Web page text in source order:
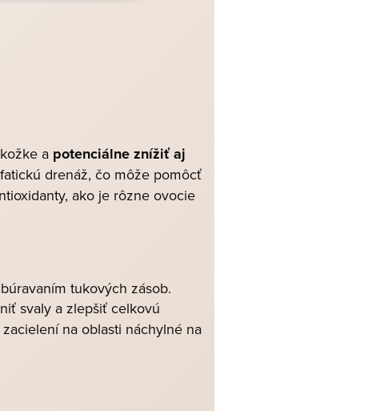
a potenciálne znížiť aj
drenáž, čo môže pomôcť
ako je rôzne ovocie
tukových zásob.
svaly a zlepšiť celkovú
na oblasti náchylné na